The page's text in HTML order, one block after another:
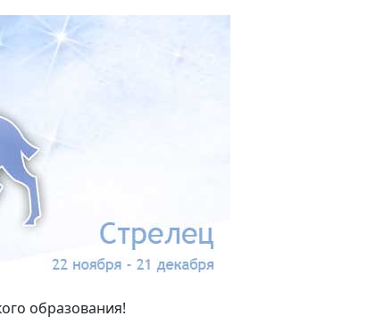
образования!